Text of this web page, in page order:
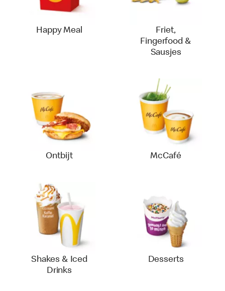
Happy Meal
Friet,
Fingerfood &
Sausjes
Ontbijt McCafé
Shakes & Iced
Drinks
Desserts